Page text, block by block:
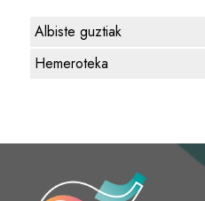
Albiste guztiak
Hemeroteka